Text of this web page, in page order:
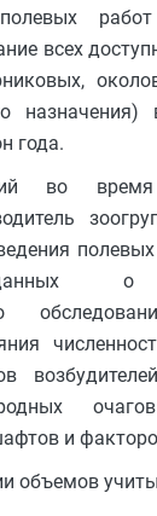
всех
назначения)
года.
во время
о
и
объемов